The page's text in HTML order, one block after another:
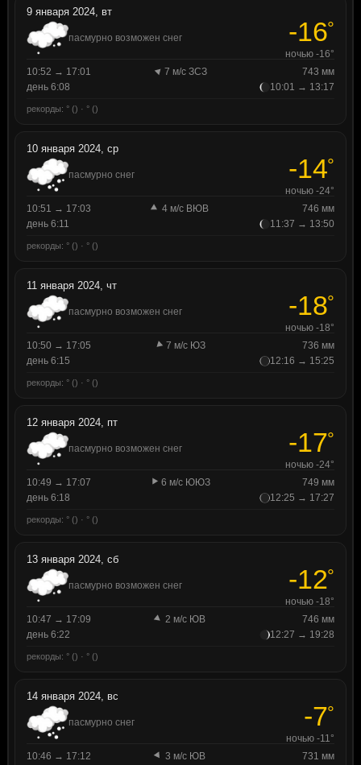
9 января 2024, вт
пасмурно возможен снег -16°
ночью -16°
10:52 → 17:01
7 м/с ЗСЗ
743 мм
день 6:08
10:01 → 13:17
рекорды: ° () · ° ()
10 января 2024, ср
пасмурно снег -14°
ночью -24°
10:51 → 17:03
4 м/с ВЮВ
746 мм
день 6:11
11:37 → 13:50
рекорды: ° () · ° ()
11 января 2024, чт
пасмурно возможен снег -18°
ночью -18°
10:50 → 17:05
7 м/с ЮЗ
736 мм
день 6:15
12:16 → 15:25
рекорды: ° () · ° ()
12 января 2024, пт
пасмурно возможен снег -17°
ночью -24°
10:49 → 17:07
6 м/с ЮЮЗ
749 мм
день 6:18
12:25 → 17:27
рекорды: ° () · ° ()
13 января 2024, сб
пасмурно возможен снег -12°
ночью -18°
10:47 → 17:09
2 м/с ЮВ
746 мм
день 6:22
12:27 → 19:28
рекорды: ° () · ° ()
14 января 2024, вс
пасмурно снег -7°
ночью -11°
10:46 → 17:12
3 м/с ЮВ
731 мм